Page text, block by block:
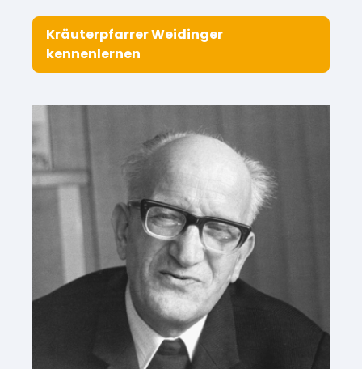
Kräuterpfarrer Weidinger
kennenlernen